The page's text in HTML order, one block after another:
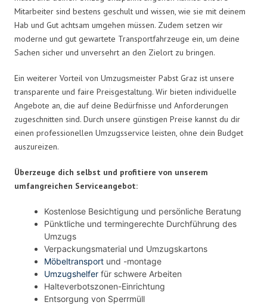
Mitarbeiter sind bestens geschult und wissen, wie sie mit deinem
Hab und Gut achtsam umgehen müssen. Zudem setzen wir
moderne und gut gewartete Transportfahrzeuge ein, um deine
Sachen sicher und unversehrt an den Zielort zu bringen.
Ein weiterer Vorteil von Umzugsmeister Pabst Graz ist unsere
transparente und faire Preisgestaltung. Wir bieten individuelle
Angebote an, die auf deine Bedürfnisse und Anforderungen
zugeschnitten sind. Durch unsere günstigen Preise kannst du dir
einen professionellen Umzugsservice leisten, ohne dein Budget
auszureizen.
Überzeuge dich selbst und profitiere von unserem
umfangreichen Serviceangebot:
Kostenlose Besichtigung und persönliche Beratung
Pünktliche und termingerechte Durchführung des
Umzugs
Verpackungsmaterial und Umzugskartons
Möbeltransport und -montage
Umzugshelfer für schwere Arbeiten
Halteverbotszonen-Einrichtung
Entsorgung von Sperrmüll